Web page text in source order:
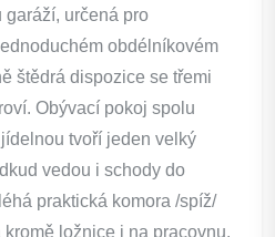
garáží, určená pro
obdélníkovém
štědrá dispozice se třemi
Obývací pokoj spolu
tvoří jeden velký
vedou i schody do
praktická komora /spíž/
ložnice i na pracovnu.